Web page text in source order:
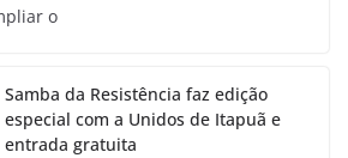
o
Samba da Resistência faz edição
especial com a Unidos de Itapuã e
entrada gratuita